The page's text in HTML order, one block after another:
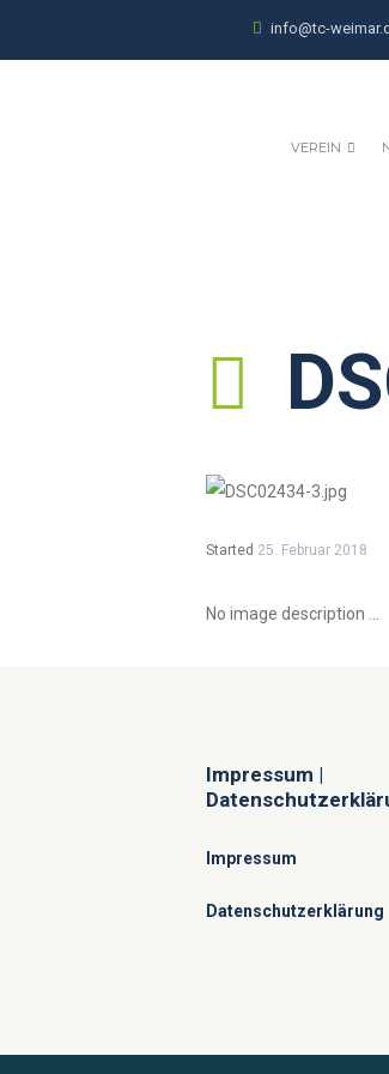
info@tc-
VEREIN
Started 25. Februar 2018
No image description ...
Impressum |
Impressum
Datenschutzerklärung